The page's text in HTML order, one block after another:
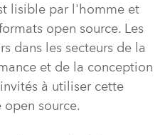
lisible par l'homme et
open source. Les
dans les secteurs de la
et de la conception
à utiliser cette
source.